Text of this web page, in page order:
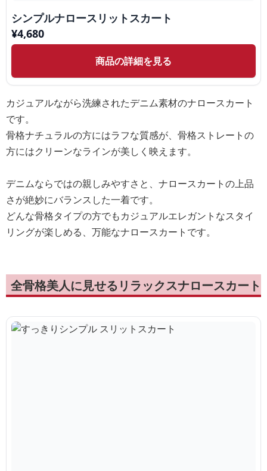
シンプルナロースリットスカート
¥4,680
商品の詳細を見る
カジュアルながら洗練されたデニム素材のナロースカート
です。
骨格ナチュラルの方にはラフな質感が、骨格ストレートの
方にはクリーンなラインが美しく映えます。
デニムならではの親しみやすさと、ナロースカートの上品
さが絶妙にバランスした一着です。
どんな骨格タイプの方でもカジュアルエレガントなスタイ
リングが楽しめる、万能なナロースカートです。
全骨格美人に見せるリラックスナロースカート